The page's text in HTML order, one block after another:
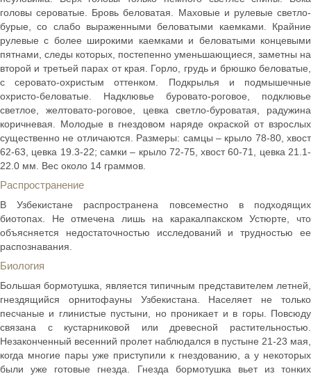
головы сероватые. Бровь беловатая. Маховые и рулевые светло-
бурые, со слабо выраженными беловатыми каемками. Крайние
рулевые с более широкими каемками и беловатыми концевыми
пятнами, следы которых, постепенно уменьшающиеся, заметны на
второй и третьей парах от края. Горло, грудь и брюшко беловатые,
с серовато-охристым оттенком. Подкрылья и подмышечные
охристо-беловатые. Надклювье буровато-роговое, подклювье
светлое, желтовато-роговое, цевка светло-буроватая, радужина
коричневая. Молодые в гнездовом наряде окраской от взрослых
существенно не отличаются. Размеры: самцы – крыло 78-80, хвост
62-63, цевка 19.3-22; самки – крыло 72-75, хвост 60-71, цевка 21.1-
22.0 мм. Вес около 14 граммов.
Распространение
В Узбекистане распространена повсеместно в подходящих
биотопах. Не отмечена лишь на каракалпакском Устюрте, что
объясняется недостаточностью исследований и трудностью ее
распознавания.
Биология
Большая бормотушка, является типичным представителем летней,
гнездящийся орнитофауны Узбекистана. Населяет не только
песчаные и глинистые пустыни, но проникает и в горы. Повсюду
связана с кустарниковой или древесной растительностью.
Незаконченный весенний пролет наблюдался в пустыне 21-23 мая,
когда многие пары уже приступили к гнездованию, а у некоторых
были уже готовые гнезда. Гнезда бормотушка вьет из тонких